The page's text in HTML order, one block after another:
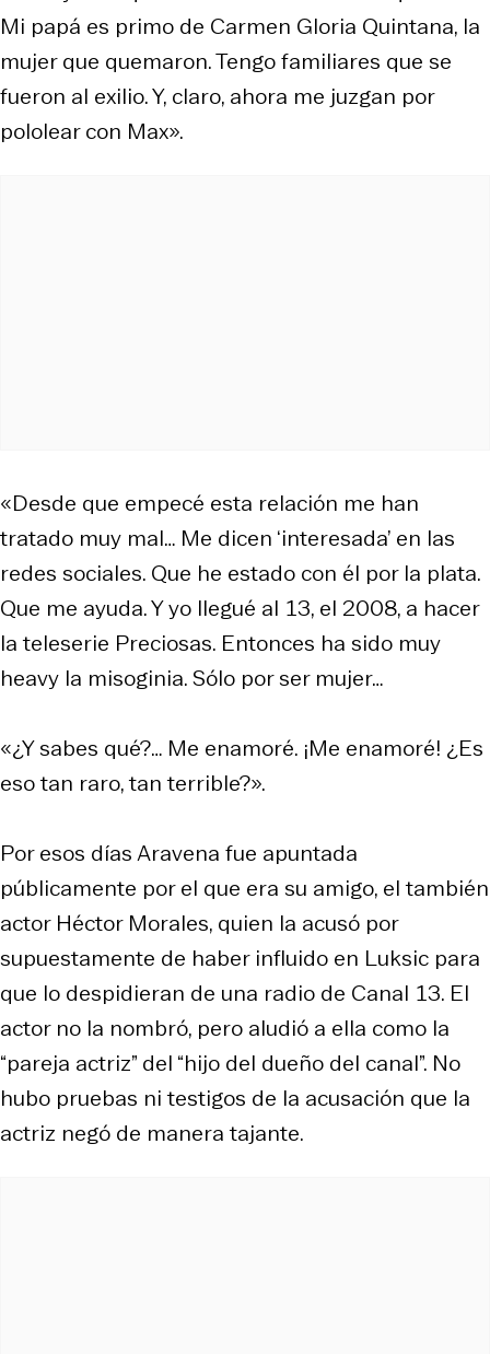
Mi papá es primo de Carmen Gloria Quintana, la
mujer que quemaron. Tengo familiares que se
fueron al exilio. Y, claro, ahora me juzgan por
pololear con Max».
«Desde que empecé esta relación me han
tratado muy mal… Me dicen ‘interesada’ en las
redes sociales. Que he estado con él por la plata.
Que me ayuda. Y yo llegué al 13, el 2008, a hacer
la teleserie Preciosas. Entonces ha sido muy
heavy la misoginia. Sólo por ser mujer…
«¿Y sabes qué?… Me enamoré. ¡Me enamoré! ¿Es
eso tan raro, tan terrible?».
Por esos días Aravena fue apuntada
públicamente por el que era su amigo, el también
actor Héctor Morales, quien la acusó por
supuestamente de haber influido en Luksic para
que lo despidieran de una radio de Canal 13. El
actor no la nombró, pero aludió a ella como la
“pareja actriz” del “hijo del dueño del canal”. No
hubo pruebas ni testigos de la acusación que la
actriz negó de manera tajante.